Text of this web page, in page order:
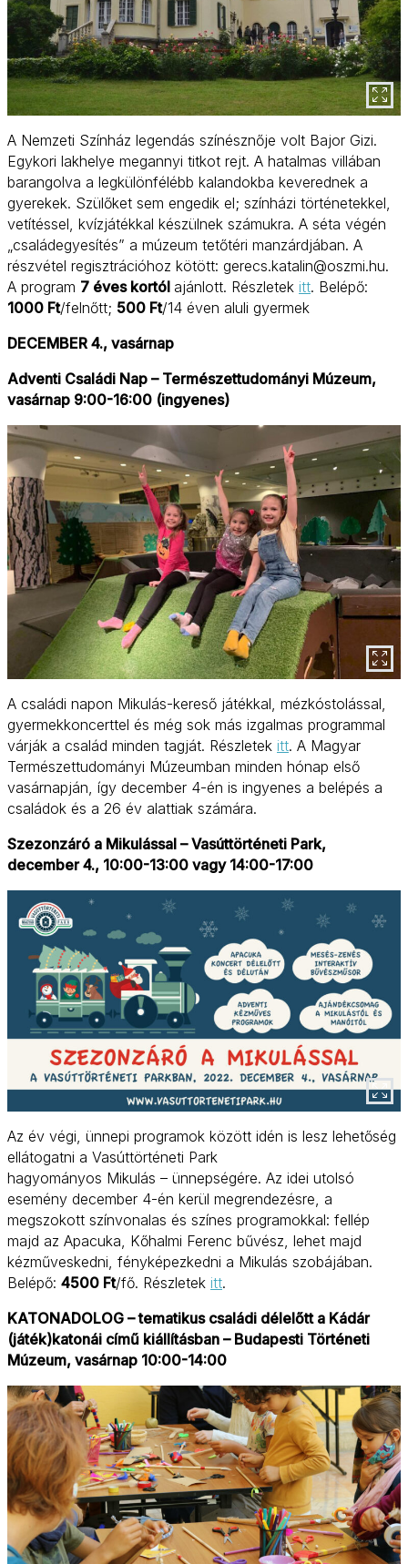
A Nemzeti Színház legendás színésznője volt Bajor Gizi.
Egykori lakhelye megannyi titkot rejt. A hatalmas villában
barangolva a legkülönfélébb kalandokba keverednek a
gyerekek. Szülőket sem engedik el; színházi történetekkel,
vetítéssel, kvízjátékkal készülnek számukra. A séta végén
„családegyesítés” a múzeum tetőtéri manzárdjában. A
részvétel regisztrációhoz kötött: gerecs.katalin@oszmi.hu.
A program 7 éves kortól ajánlott. Részletek itt. Belépő:
1000 Ft/felnőtt; 500 Ft/14 éven aluli gyermek
DECEMBER 4., vasárnap
Adventi Családi Nap – Természettudományi Múzeum,
vasárnap 9:00-16:00 (ingyenes)
A családi napon Mikulás-kereső játékkal, mézkóstolással,
gyermekkoncerttel és még sok más izgalmas programmal
várják a család minden tagját. Részletek itt. A Magyar
Természettudományi Múzeumban minden hónap első
vasárnapján, így december 4-én is ingyenes a belépés a
családok és a 26 év alattiak számára.
Szezonzáró a Mikulással – Vasúttörténeti Park,
december 4., 10:00-13:00 vagy 14:00-17:00
Az év végi, ünnepi programok között idén is lesz lehetőség
ellátogatni a Vasúttörténeti Park
hagyományos Mikulás – ünnepségére. Az idei utolsó
esemény december 4-én kerül megrendezésre, a
megszokott színvonalas és színes programokkal: fellép
majd az Apacuka, Kőhalmi Ferenc bűvész, lehet majd
kézműveskedni, fényképezkedni a Mikulás szobájában.
Belépő: 4500 Ft/fő. Részletek itt.
KATONADOLOG – tematikus családi délelőtt a Kádár
(játék)katonái című kiállításban – Budapesti Történeti
Múzeum, vasárnap 10:00-14:00